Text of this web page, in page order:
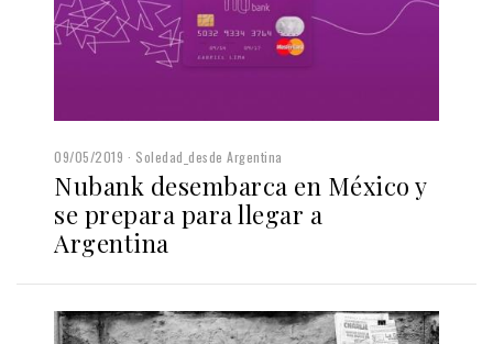
09/05/2019 Soledad_desde Argentina
Nubank desembarca en México y
se prepara para llegar a
Argentina